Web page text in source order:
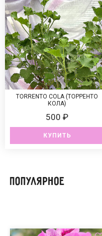
TORRENTO COLA (ТОРРЕНТО
КОЛА)
500 ₽
КУПИТЬ
Популярное